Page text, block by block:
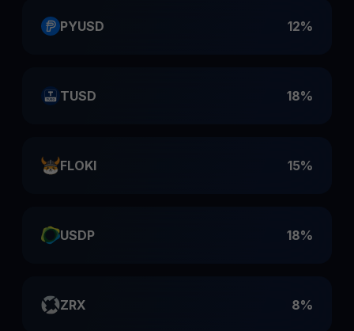
PYUSD 12%
TUSD 18%
FLOKI 15%
USDP 18%
ZRX 8%